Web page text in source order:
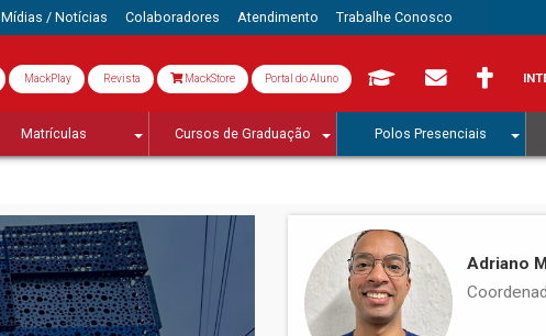
Mídias / Notícias Colaboradores Atendimento Trabalhe Conosco
MackPlay Revista MackStore Portal do Aluno
Matrículas Cursos de Graduação Polos Presenciais
Adriano